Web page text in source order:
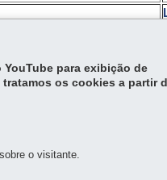
para exibição de
os cookies a partir
o visitante.